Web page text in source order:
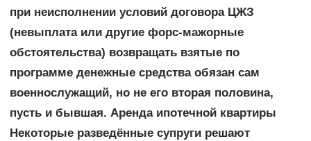
при неисполнении условий договора ЦЖЗ
(невыплата или другие форс-мажорные
обстоятельства) возвращать взятые по
программе денежные средства обязан сам
военнослужащий, но не его вторая половина,
пусть и бывшая. Аренда ипотечной квартиры
Некоторые разведённые супруги решают